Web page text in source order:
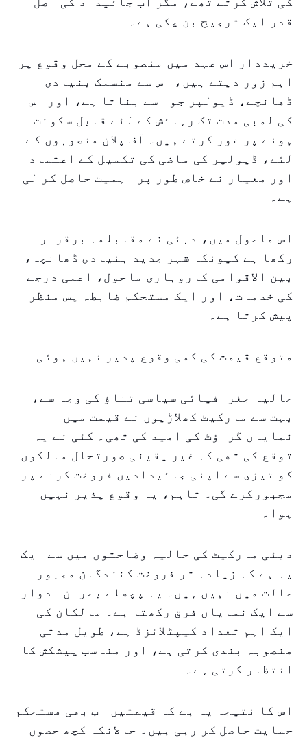
قدر ایک ترجیح بن چکی ہے۔
خریددار اس عہد میں منصوبے کے محل وقوع پر
اہم زور دیتے ہیں، اس سے منسلک بنیادی
ڈھانچے، ڈیولپر جو اسے بناتا ہے، اور اس
کی لمبی مدت تک رہائش کے لئے قابل سکونت
ہونے پر غور کرتے ہیں۔ آف پلان منصوبوں کے
لئے، ڈیولپر کی ماضی کی تکمیل کے اعتماد
اور معیار نے خاص طور پر اہمیت حاصل کر لی
ہے۔
اس ماحول میں، دبئی نے مقابلمہ برقرار
رکھا ہے کیونکہ شہر جدید بنیادی ڈھانچہ،
بین الاقوامی کاروباری ماحول، اعلی درجے
کی خدمات، اور ایک مستحکم ضابطہ پس منظر
پیش کرتا ہے۔
متوقع قیمت کی کمی وقوع پذیر نہیں ہوئی
حالیہ جغرافیائی سیاسی تناؤ کی وجہ سے،
بہت سے مارکیٹ کھلاڑیوں نے قیمت میں
نمایاں گراؤٹ کی امید کی تھی۔ کئی نے یہ
توقع کی تھی کہ غیر یقینی صورتحال مالکوں
کو تیزی سے اپنی جائیدادیں فروخت کرنے پر
مجبورکرے گی۔ تاہم، یہ وقوع پذیر نہیں
ہوا۔
دبئی مارکیٹ کی حالیہ وضاحتوں میں سے ایک
یہ ہے کہ زیادہ تر فروخت کنندگان مجبور
حالت میں نہیں ہیں۔ یہ پچھلے بحران ادوار
سے ایک نمایاں فرق رکھتا ہے۔ مالکان کی
ایک اہم تعداد کیپٹلائزڈ ہے، طویل مدتی
منصوبہ بندی کرتی ہے، اور مناسب پیشکش کا
انتظار کرتی ہے۔
اس کا نتیجہ یہ ہے کہ قیمتیں اب بھی مستحکم
حمایت حاصل کر رہی ہیں۔ حالانکہ کچھ حصوں